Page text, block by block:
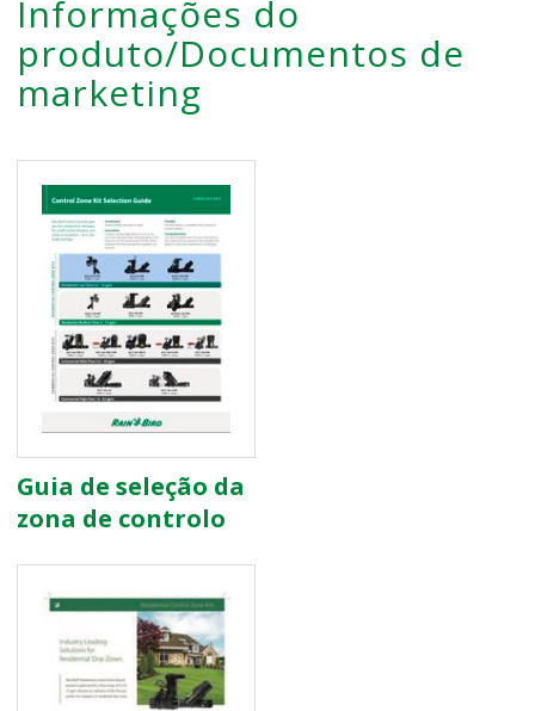
Informações do
produto/Documentos de
marketing
Guia de seleção da
zona de controlo